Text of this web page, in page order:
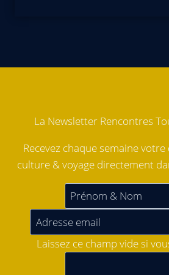
La Newsletter Rencontres
Recevez chaque semaine
culture & voyage directement
Laissez ce champ vide si